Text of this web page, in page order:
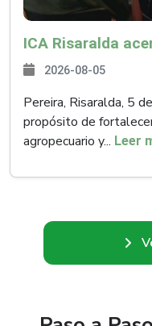
2026-08-05
Pereira, Risaralda, 5
propósito de
agropecuario y... Leer